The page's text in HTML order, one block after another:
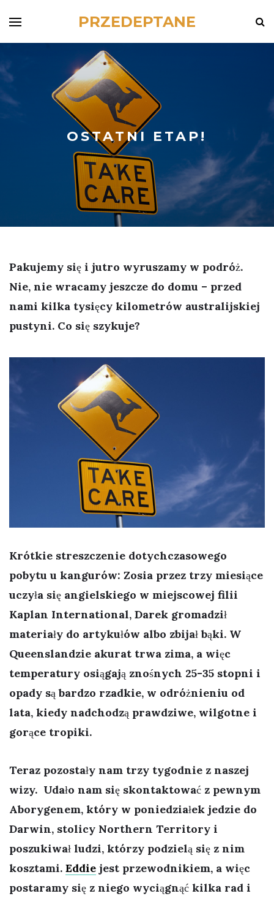
PRZEDEPTANE
OSTATNI ETAP!
Pakujemy się i jutro wyruszamy w podróż.
Nie, nie wracamy jeszcze do domu – przed
nami kilka tysięcy kilometrów australijskiej
pustyni. Co się szykuje?
Krótkie streszczenie dotychczasowego
pobytu u kangurów: Zosia przez trzy miesiące
uczyła się angielskiego w miejscowej filii
Kaplan International, Darek gromadził
materiały do artykułów albo zbijał bąki. W
Queenslandzie akurat trwa zima, a więc
temperatury osiągają znośnych 25-35 stopni i
opady są bardzo rzadkie, w odróżnieniu od
lata, kiedy nadchodzą prawdziwe, wilgotne i
gorące tropiki.
Teraz pozostały nam trzy tygodnie z naszej
wizy. Udało nam się skontaktować z pewnym
Aborygenem, który w poniedziałek jedzie do
Darwin, stolicy Northern Territory i
poszukiwał ludzi, którzy podzielą się z nim
kosztami. Eddie jest przewodnikiem, a więc
postaramy się z niego wyciągnąć kilka rad i